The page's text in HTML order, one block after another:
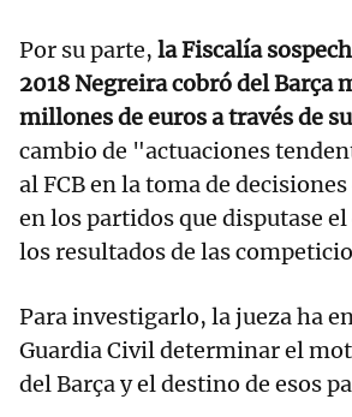
Por su parte, la Fiscalía
2018 Negreira cobró del Barça
millones de euros a través de
cambio de "actuaciones
al FCB en la toma de
en los partidos que disputase
los resultados de las
Para investigarlo, la jueza ha
Guardia Civil determinar el
del Barça y el destino de esos